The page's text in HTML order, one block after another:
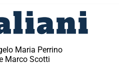
Maria Perrino
Marco Scotti